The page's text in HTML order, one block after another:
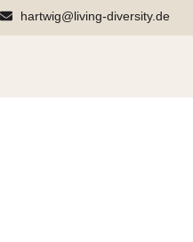
hartwig@living-diversity.de